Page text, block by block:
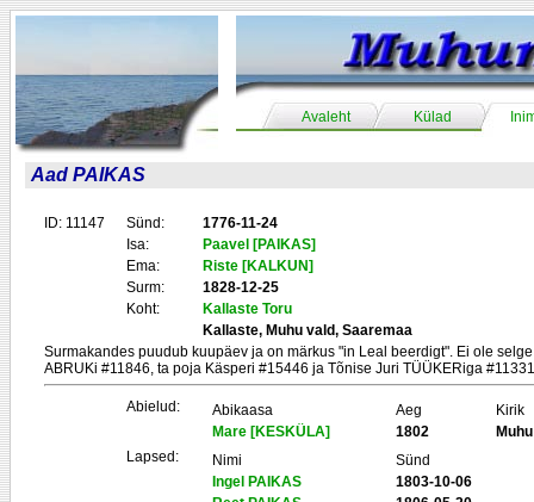
Avaleht Külad
Aad PAIKAS
ID: 11147 Sünd:
1776-11-24
Isa:
Paavel [PAIKAS]
Ema:
Riste [KALKUN]
Surm:
1828-12-25
Koht:
Kallaste Toru
Kallaste, Muhu vald, Saaremaa
Surmakandes puudub kuupäev ja on märkus "in Leal beerdigt". Ei ole
ABRUKi #11846, ta poja Käsperi #15446 ja Tõnise Juri TÜÜKERiga
Abielud: Abikaasa Aeg
Kirik
Mare [KESKÜLA]
1802
Muhu
Lapsed:
Nimi
Sünd
Ingel PAIKAS
1803-10-06